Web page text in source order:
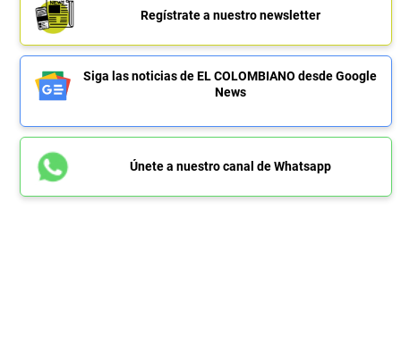
Regístrate a nuestro newsletter
Siga las noticias de EL COLOMBIANO desde Google
News
Únete a nuestro canal de Whatsapp